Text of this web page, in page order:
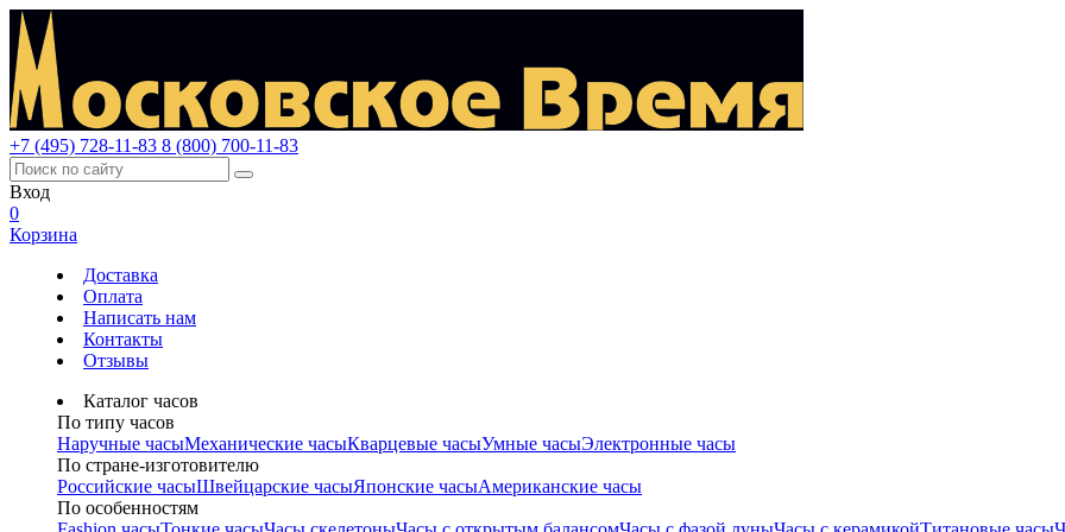
+7 (495) 728-11-83 8 (800) 700-11-83
Вход
0
Корзина
Доставка
Оплата
Написать нам
Контакты
Отзывы
Каталог часов
По типу часов
Наручные часыМеханические часыКварцевые часыУмные часыЭлектронные часы
По стране-изготовителю
Российские часыШвейцарские часыЯпонские часыАмериканские часы
По особенностям